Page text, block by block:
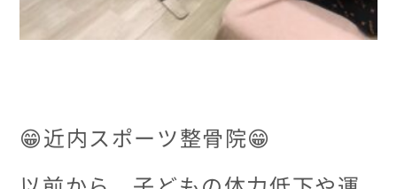
😁近内スポーツ整骨院😁